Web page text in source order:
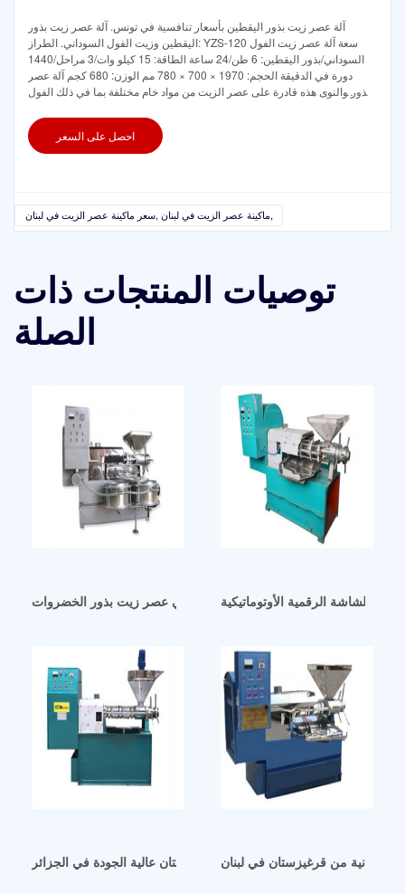
آلة عصر زيت بذور اليقطين بأسعار تنافسية في تونس. آلة عصر زيت بذور
اليقطين وزيت الفول السوداني. الطراز: YZS-120 سعة آلة عصر زيت الفول
السوداني/بذور اليقطين: 6 طن/24 ساعة الطاقة: 15 كيلو وات/3 مراحل/1440
دورة في الدقيقة الحجم: 1970 × 700 × 780 مم الوزن: 680 كجم آلة عصر
البذور والنوى هذه قادرة على عصر الزيت من مواد خام مختلفة بما في ذلك الفول
احصل على السعر
ماكينة عصر الزيت في لبنان ,سعر ماكينة عصر الزيت في لبنان,
توصيات المنتجات ذات
الصلة
مهنة شائعة في لبنان هي عصر زيت بذور الخضرواتبالشاشة الرقمية الأوتوماتيكية
آلة استخلاص زيت بذر الكتان عالية الجودة في الجزائر
يابانية من قرغيزستان في لبنان